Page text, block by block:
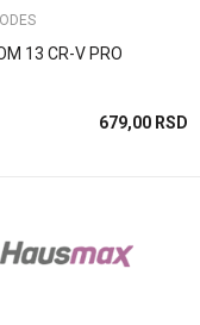
13 CR-V PRO
679,00 RSD